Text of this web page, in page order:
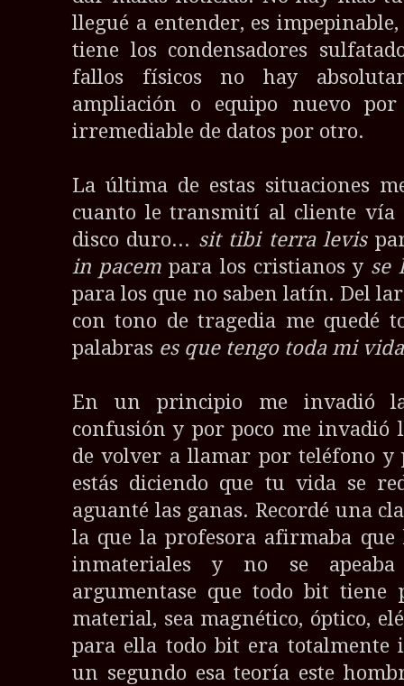
llegué a entender, es
tiene los condensadores
fallos físicos no hay
ampliación o equipo nuevo
irremediable de datos por otro.
La última de estas situaciones
cuanto le transmití al cliente vía
disco duro... sit tibi terra levis
in pacem para los cristianos y se
para los que no saben latín. Del
con tono de tragedia me quedé
palabras es que tengo toda mi
En un principio me invadió
confusión y por poco me
de volver a llamar por teléfono y
estás diciendo que tu vida se
aguanté las ganas. Recordé una
la que la profesora afirmaba que
inmateriales y no se
argumentase que todo bit tiene
material, sea magnético, óptico,
para ella todo bit era totalmente
un segundo esa teoría este